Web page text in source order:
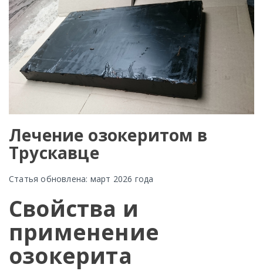
Лечение озокеритом в
Трускавце
Статья обновлена: март 2026 года
Свойства и
применение
озокерита